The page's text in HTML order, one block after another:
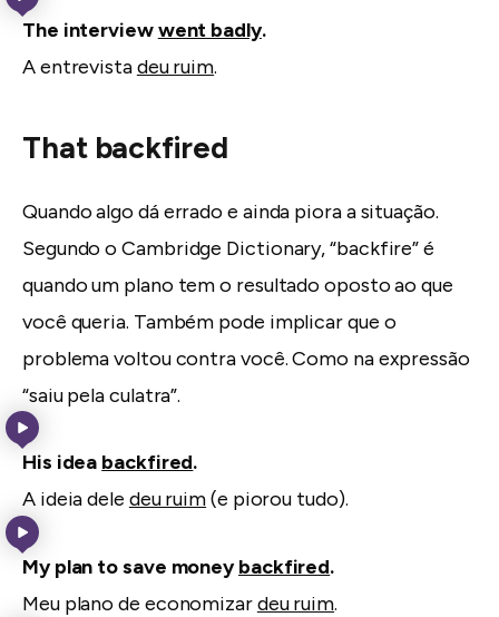
The interviewwent badly.
A entrevistadeu ruim.
That backfired
Quando algo dá errado e ainda piora a situação.
Segundo o Cambridge Dictionary, “backfire” é
quando um plano tem o resultado oposto ao que
você queria. Também pode implicar que o
problema voltou contra você. Como na expressão
“saiu pela culatra”.
His idea backfired.
A ideia dele deu ruim(e piorou tudo).
My plan to save moneybackfired.
Meu plano de economizardeu ruim.